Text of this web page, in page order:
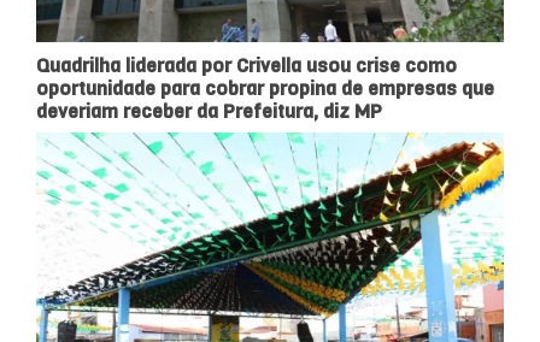
Quadrilha liderada por Crivella usou crise como
oportunidade para cobrar propina de empresas que
deveriam receber da Prefeitura, diz MP